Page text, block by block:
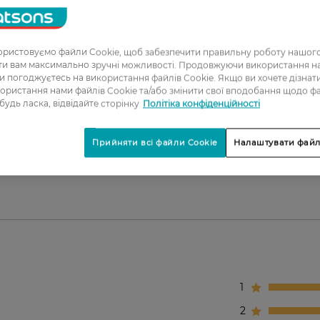
слідів.
які потребують захисту від неприємного
з одягом.
1
2
файли Cookie, щоб забезпечити правильну роботу
вам максимально зручні можливості. Продовжуючи використання
погоджуєтесь на використання файлів Cookie. Якщо ви хочете
нами файлів Cookie та/або змінити свої вподобання щодо
ласка, відвідайте сторінку Політіка конфіденційності
Налаштувати
Прийняти всі файли Cookie